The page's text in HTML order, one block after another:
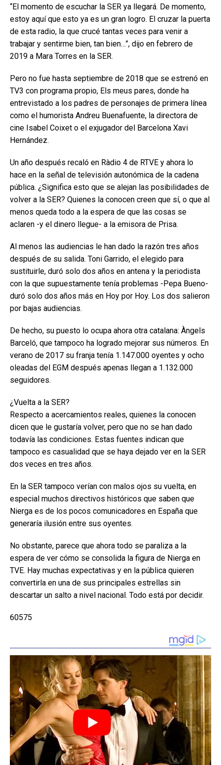
“El momento de escuchar la SER ya llegará. De momento,
estoy aquí que esto ya es un gran logro. El cruzar la puerta
de esta radio, la que crucé tantas veces para venir a
trabajar y sentirme bien, tan bien…”, dijo en febrero de
2019 a Mara Torres en la SER.
Pero no fue hasta septiembre de 2018 que se estrenó en
TV3 con programa propio, Els meus pares, donde ha
entrevistado a los padres de personajes de primera línea
como el humorista Andreu Buenafuente, la directora de
cine Isabel Coixet o el exjugador del Barcelona Xavi
Hernández.
Un año después recaló en Ràdio 4 de RTVE y ahora lo
hace en la señal de televisión autonómica de la cadena
pública. ¿Significa esto que se alejan las posibilidades de
volver a la SER? Quienes la conocen creen que sí, o que al
menos queda todo a la espera de que las cosas se
aclaren -y el dinero llegue- a la emisora de Prisa.
Al menos las audiencias le han dado la razón tres años
después de su salida. Toni Garrido, el elegido para
sustituirle, duró solo dos años en antena y la periodista
con la que supuestamente tenía problemas -Pepa Bueno-
duró solo dos años más en Hoy por Hoy. Los dos salieron
por bajas audiencias.
De hecho, su puesto lo ocupa ahora otra catalana: Àngels
Barceló, que tampoco ha logrado mejorar sus números. En
verano de 2017 su franja tenía 1.147.000 oyentes y ocho
oleadas del EGM después apenas llegan a 1.132.000
seguidores.
¿Vuelta a la SER?
Respecto a acercamientos reales, quienes la conocen
dicen que le gustaría volver, pero que no se han dado
todavía las condiciones. Estas fuentes indican que
tampoco es casualidad que se haya dejado ver en la SER
dos veces en tres años.
En la SER tampoco verían con malos ojos su vuelta, en
especial muchos directivos históricos que saben que
Nierga es de los pocos comunicadores en España que
generaría ilusión entre sus oyentes.
No obstante, parece que ahora todo se paraliza a la
espera de ver cómo se consolida la figura de Nierga en
TVE. Hay muchas expectativas y en la pública quieren
convertirla en una de sus principales estrellas sin
descartar un salto a nivel nacional. Todo está por decidir.
60575